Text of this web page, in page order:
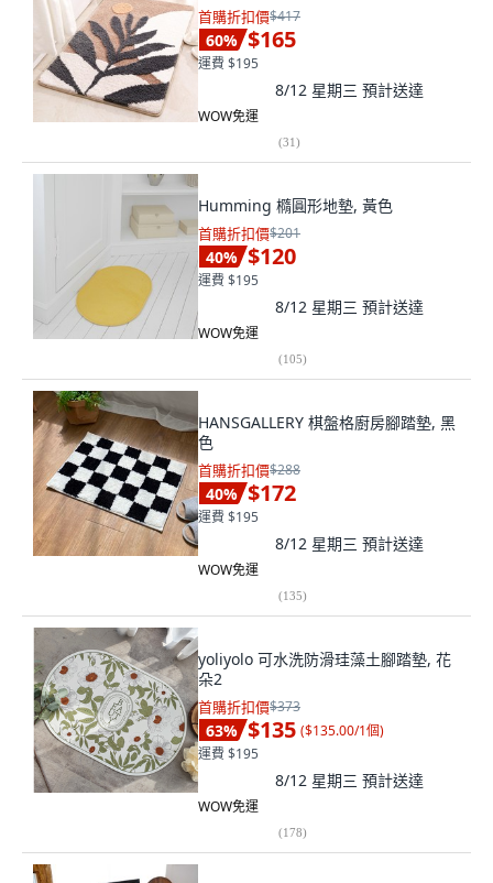
首購折扣價$417
60% $165
運費 $195
8/12 星期三 預計送達
WOW免運
(31)
Humming 橢圓形地墊, 黃色
首購折扣價$201
40% $120
運費 $195
8/12 星期三 預計送達
WOW免運
(105)
HANSGALLERY 棋盤格廚房腳踏墊, 黑
色
首購折扣價$288
40% $172
運費 $195
8/12 星期三 預計送達
WOW免運
(135)
yoliyolo 可水洗防滑珪藻土腳踏墊, 花
朵2
首購折扣價$373
63% $135 ($135.00/1個)
運費 $195
8/12 星期三 預計送達
WOW免運
(178)